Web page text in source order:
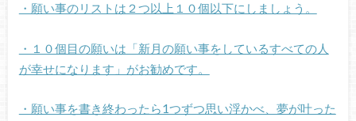
・願い事のリストは２つ以上１０個以下にしましょう。
・１０個目の願いは「新月の願い事をしているすべての人
が幸せになります」がお勧めです。
・願い事を書き終わったら1つずつ思い浮かべ、夢が叶った